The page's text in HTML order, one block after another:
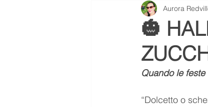
storie americane
Aurora ASMR
🎃
Aurora
Quando le
“Dolcetto o